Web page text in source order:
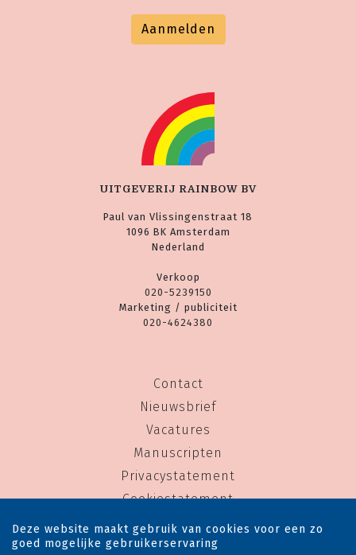
Aanmelden
UITGEVERIJ RAINBOW BV
Paul van Vlissingenstraat 18
1096 BK Amsterdam
Nederland
Verkoop
020-5239150
Marketing / publiciteit
020-4624380
Contact
Nieuwsbrief
Vacatures
Manuscripten
Privacystatement
Cookiestatement
Cookie-instellingen
Deze website maakt gebruik van cookies voor een zo
goed mogelijke gebruikerservaring